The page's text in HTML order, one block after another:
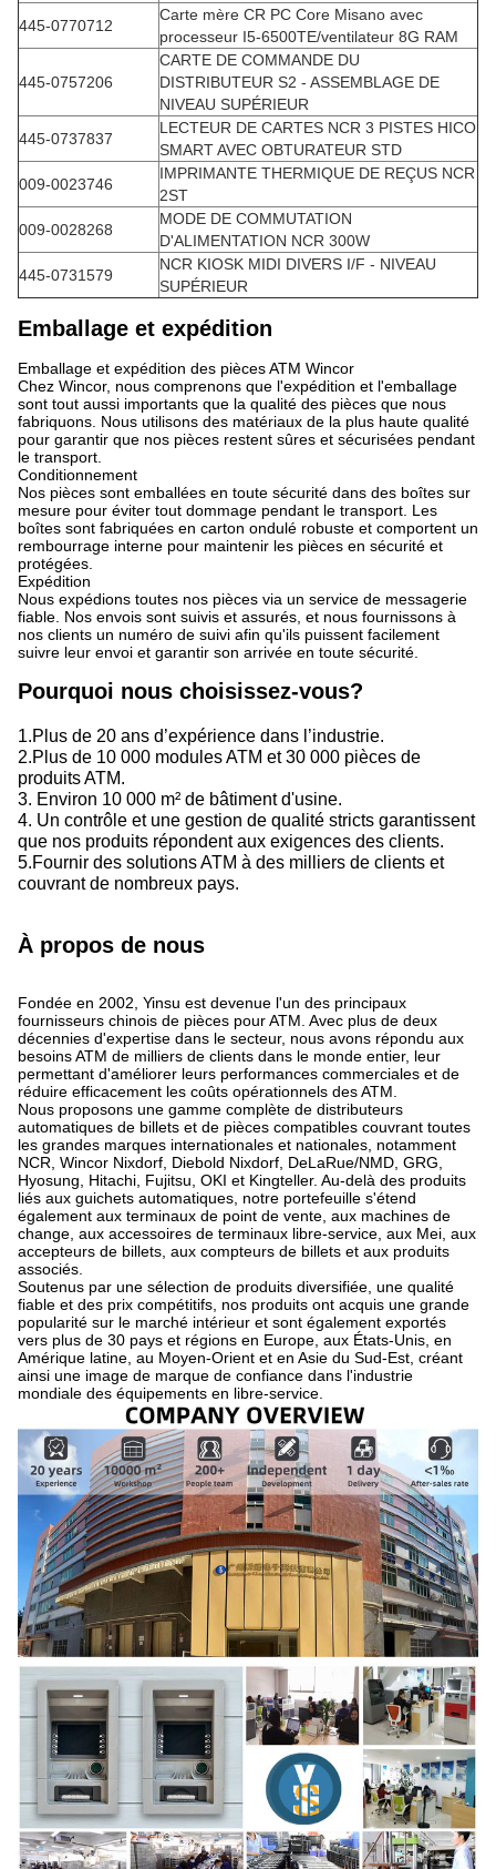
445-0770712
Carte mère CR PC Core Misano avec
processeur I5-6500TE/ventilateur 8G RAM
445-0757206
CARTE DE COMMANDE DU
DISTRIBUTEUR S2 - ASSEMBLAGE DE
NIVEAU SUPÉRIEUR
445-0737837
LECTEUR DE CARTES NCR 3 PISTES HICO
SMART AVEC OBTURATEUR STD
009-0023746
IMPRIMANTE THERMIQUE DE REÇUS NCR
2ST
009-0028268
MODE DE COMMUTATION
D'ALIMENTATION NCR 300W
445-0731579
NCR KIOSK MIDI DIVERS I/F - NIVEAU
SUPÉRIEUR
Emballage et expédition
Emballage et expédition des pièces ATM Wincor
Chez Wincor, nous comprenons que l'expédition et l'emballage
sont tout aussi importants que la qualité des pièces que nous
fabriquons. Nous utilisons des matériaux de la plus haute qualité
pour garantir que nos pièces restent sûres et sécurisées pendant
le transport.
Conditionnement
Nos pièces sont emballées en toute sécurité dans des boîtes sur
mesure pour éviter tout dommage pendant le transport. Les
boîtes sont fabriquées en carton ondulé robuste et comportent un
rembourrage interne pour maintenir les pièces en sécurité et
protégées.
Expédition
Nous expédions toutes nos pièces via un service de messagerie
fiable. Nos envois sont suivis et assurés, et nous fournissons à
nos clients un numéro de suivi afin qu'ils puissent facilement
suivre leur envoi et garantir son arrivée en toute sécurité.
Pourquoi nous choisissez-vous?
1.Plus de 20 ans d’expérience dans l’industrie.
2.Plus de 10 000 modules ATM et 30 000 pièces de
produits ATM.
3. Environ 10 000 m² de bâtiment d'usine.
4. Un contrôle et une gestion de qualité stricts garantissent
que nos produits répondent aux exigences des clients.
5.Fournir des solutions ATM à des milliers de clients et
couvrant de nombreux pays.
À propos de nous
Fondée en 2002, Yinsu est devenue l'un des principaux
fournisseurs chinois de pièces pour ATM. Avec plus de deux
décennies d'expertise dans le secteur, nous avons répondu aux
besoins ATM de milliers de clients dans le monde entier, leur
permettant d'améliorer leurs performances commerciales et de
réduire efficacement les coûts opérationnels des ATM.
Nous proposons une gamme complète de distributeurs
automatiques de billets et de pièces compatibles couvrant toutes
les grandes marques internationales et nationales, notamment
NCR, Wincor Nixdorf, Diebold Nixdorf, DeLaRue/NMD, GRG,
Hyosung, Hitachi, Fujitsu, OKI et Kingteller. Au-delà des produits
liés aux guichets automatiques, notre portefeuille s'étend
également aux terminaux de point de vente, aux machines de
change, aux accessoires de terminaux libre-service, aux Mei, aux
accepteurs de billets, aux compteurs de billets et aux produits
associés.
Soutenus par une sélection de produits diversifiée, une qualité
fiable et des prix compétitifs, nos produits ont acquis une grande
popularité sur le marché intérieur et sont également exportés
vers plus de 30 pays et régions en Europe, aux États-Unis, en
Amérique latine, au Moyen-Orient et en Asie du Sud-Est, créant
ainsi une image de marque de confiance dans l'industrie
mondiale des équipements en libre-service.